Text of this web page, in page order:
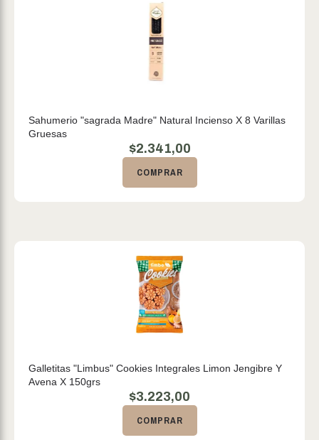
Sahumerio "sagrada Madre" Natural Incienso X 8 Varillas
Gruesas
$2.341,00
COMPRAR
Galletitas "Limbus" Cookies Integrales Limon Jengibre Y
Avena X 150grs
$3.223,00
COMPRAR